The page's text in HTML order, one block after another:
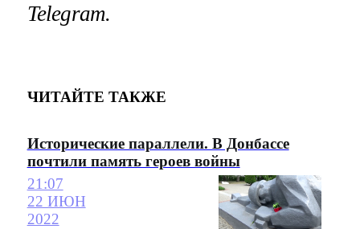
Telegram.
ЧИТАЙТЕ ТАКЖЕ
Исторические параллели. В Донбассе
почтили память героев войны
21:07
22 ИЮН
2022